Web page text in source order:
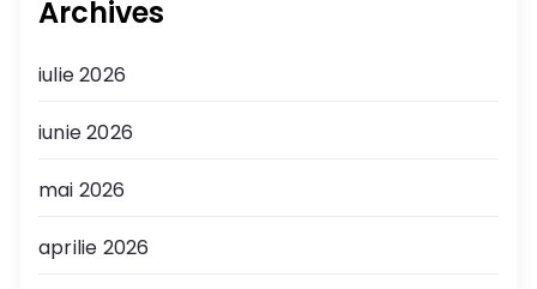
Archives
iulie 2026
iunie 2026
mai 2026
aprilie 2026